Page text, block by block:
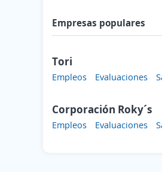
Empresas populares
Tori
Empleos Evaluaciones
Corporación Roky´s
Empleos Evaluaciones